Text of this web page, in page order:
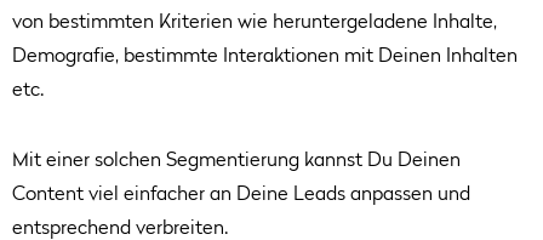
von bestimmten Kriterien wie heruntergeladene Inhalte,
Demografie, bestimmte Interaktionen mit Deinen Inhalten
etc.
Mit einer solchen Segmentierung kannst Du Deinen
Content viel einfacher an Deine Leads anpassen und
entsprechend verbreiten.